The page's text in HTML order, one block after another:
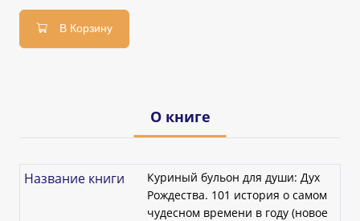
В Корзину
О книге
Название книги
Куриный бульон для души: Дух
Рождества. 101 история о самом
чудесном времени в году (новое